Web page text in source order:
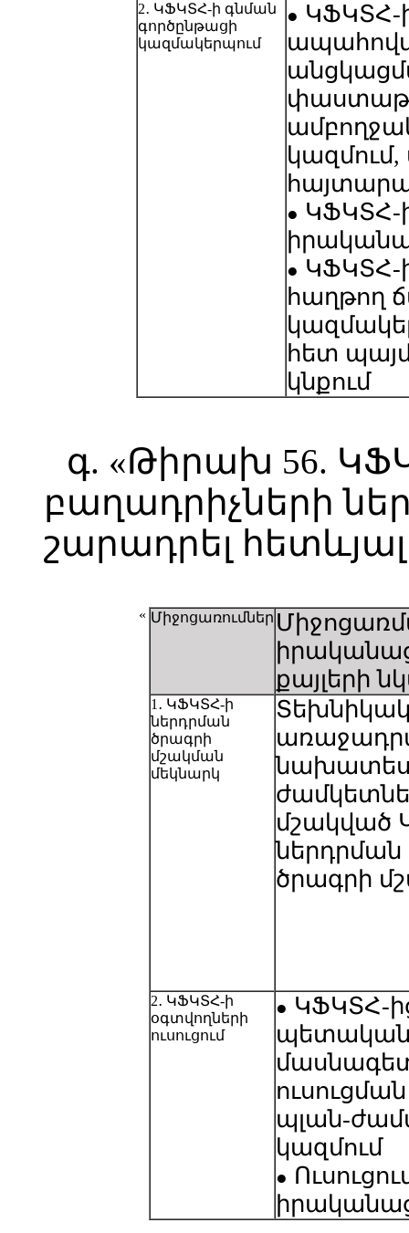
2․ ԿՖԿՏՀ-ի գնման
գործընթացի
կազմակերպում
● ԿՖԿՏՀ-
կազմում,
● ԿՖԿՏՀ-
● ԿՖԿՏՀ-ի
հաղթող
հետ
կնքում
գ. «Թիրախ 56.
բաղադրիչների
շարադրել
« Միջոցառումներ
քայլերի
1․ ԿՖԿՏՀ-ի
ներդրման
ծրագրի
մշակման
մեկնարկ
մշակված
ներդրման
ծրագրի
2․ ԿՖԿՏՀ-ի
օգտվողների
ուսուցում
● ԿՖԿՏՀ-
պետական
ուսուցման
պլան-
կազմում
●